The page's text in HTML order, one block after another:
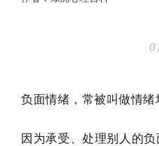
负面情绪，常被叫做情绪
因为承受、处理别人的